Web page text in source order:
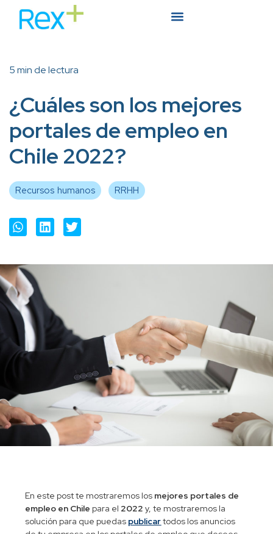
5 min de lectura
¿Cuáles son los mejores
portales de empleo en
Chile 2022?
Recursos humanos RRHH
En este post te mostraremos los mejores portales de
empleo en Chile para el 2022 y, te mostraremos la
solución para que puedas publicartodos los anuncios